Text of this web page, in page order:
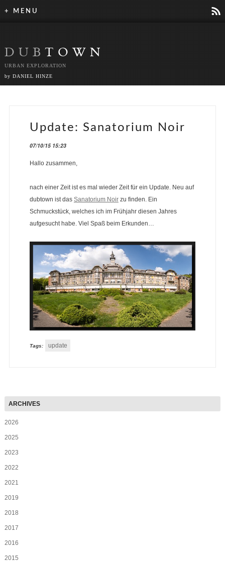
+ MENU r
DUB TOWN
URBAN EXPLORATION
by DANIEL HINZE
Update: Sanatorium Noir
07/10/15 15:23
Hallo zusammen,
nach einer Zeit ist es mal wieder Zeit für ein Update. Neu auf
dubtown ist das Sanatorium Noirzu finden. Ein
Schmuckstück, welches ich im Frühjahr diesen Jahres
aufgesucht habe. Viel Spaß beim Erkunden…
Tags: update
2026
2025
2023
2022
2021
2019
2018
2017
2016
2015